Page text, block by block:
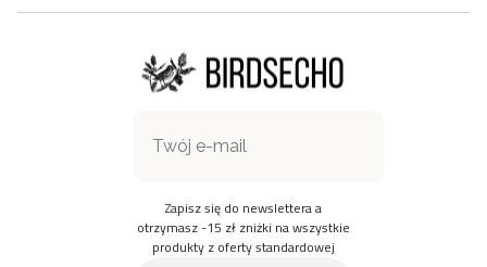
Zapisz się do newslettera a
otrzymasz -15 zł zniżki na wszystkie
produkty z oferty standardowej